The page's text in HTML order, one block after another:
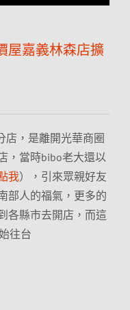
屋嘉義林森店擴
店，是離開光華商圈
，當時bibo老大還以
我），引來眾親好友
部人的福氣，更多的
各縣市去開店，而這
往台